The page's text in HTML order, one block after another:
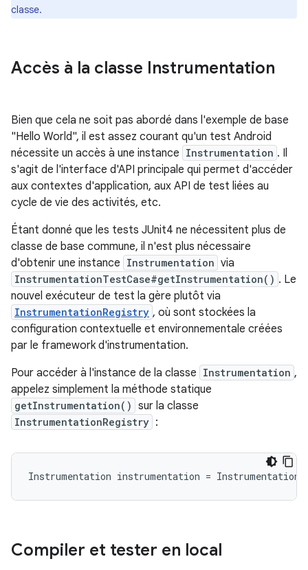
classe.
Accès à la classe Instrumentation
Bien que cela ne soit pas abordé dans l'exemple de base
"Hello World", il est assez courant qu'un test Android
nécessite un accès à une instance Instrumentation . Il
s'agit de l'interface d'API principale qui permet d'accéder
aux contextes d'application, aux API de test liées au
cycle de vie des activités, etc.
Étant donné que les tests JUnit4 ne nécessitent plus de
classe de base commune, il n'est plus nécessaire
d'obtenir une instance Instrumentation via
InstrumentationTestCase#getInstrumentation() . Le
nouvel exécuteur de test la gère plutôt via
InstrumentationRegistry , où sont stockées la
configuration contextuelle et environnementale créées
par le framework d'instrumentation.
Pour accéder à l'instance de la classe Instrumentation ,
appelez simplement la méthode statique
getInstrumentation() sur la classe
InstrumentationRegistry :
Instrumentation instrumentation =
Compiler et tester en local